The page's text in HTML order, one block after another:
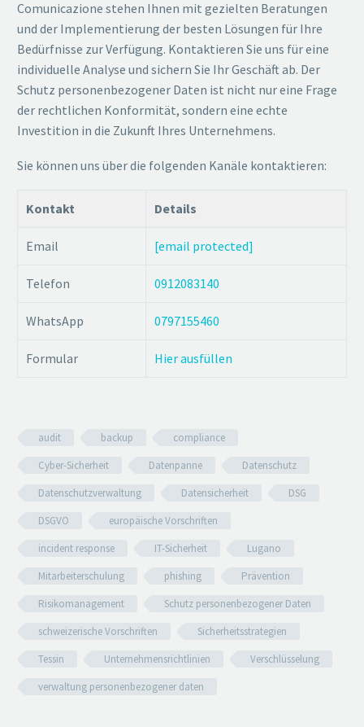
Comunicazione stehen Ihnen mit gezielten Beratungen
und der Implementierung der besten Lösungen für Ihre
Bedürfnisse zur Verfügung. Kontaktieren Sie uns für eine
individuelle Analyse und sichern Sie Ihr Geschäft ab. Der
Schutz personenbezogener Daten ist nicht nur eine Frage
der rechtlichen Konformität, sondern eine echte
Investition in die Zukunft Ihres Unternehmens.
Sie können uns über die folgenden Kanäle kontaktieren:
Kontakt Details
Email [email protected]
Telefon 0912083140
WhatsApp 0797155460
Formular Hier ausfüllen
audit backup
compliance
Cyber-Sicherheit
Datenpanne
Datenschutz
Datenschutzverwaltung
Datensicherheit
DSG
DSGVO
europäische Vorschriften
incident response
IT-Sicherheit
Lugano
Mitarbeiterschulung
phishing
Prävention
Risikomanagement
Schutz personenbezogener Daten
schweizerische Vorschriften
Sicherheitsstrategien
Tessin
Unternehmensrichtlinien
Verschlüsselung
verwaltung personenbezogener daten